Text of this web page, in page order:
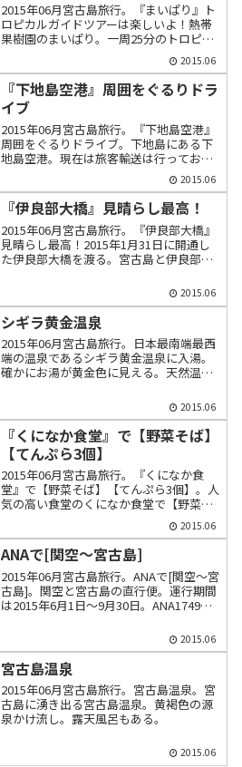
2015年06月宮古島旅行。『まいぱり』ト
ロピカルガイドツアーは楽しいよ！熱帯
果樹園のまいぱり。一周25分のトロピカ
ルガイドツアーに参加してみた。自動運
転のカートに乗って説明アナウンスを聞
きながら熱帯果樹園を巡る。宮古馬との
触れ合いもある。
2015.06
『下地島空港』周囲をぐるりドラ
イブ
2015年06月宮古島旅行。『下地島空港』
周囲をぐるりドライブ。下地島にある下
地島空港。現在は旅客輸送は行っておら
ず最近まではJALやANAの航空機訓練飛行
場として使われていた。滑走路の外郭道
路をまわった。
2015.06
『伊良部大橋』見晴らし最高！
2015年06月宮古島旅行。『伊良部大橋』
見晴らし最高！2015年1月31日に開通し
た伊良部大橋を渡る。宮古島と伊良部島
円。通行料金を徴収しない無料の橋とし
ては日本最長。
2015.06
シギラ黄金温泉
2015年06月宮古島旅行。日本最南端最西
端の温泉であるシギラ黄金温泉に入湯。
確かにお湯が黄金色に見える。天然温泉
2015.06
『くになか食堂』で【野菜そば】
【てんぷら3個】
2015年06月宮古島旅行。『くになか食
堂』で【野菜そば】【てんぷら3個】。人
気の高い食堂のくになか食堂で【野菜そ
ば,600円】【てんぷら,100円】。 2015.06
ANAで[関空～宮古島]
2015年06月宮古島旅行。ANAで[関空～宮
古島]。関空と宮古島の直行便。運行期間
は2015年6月1日～9月30日。ANA1749、
2015.06
宮古島温泉
2015年06月宮古島旅行。宮古島温泉。宮
古島に湧き出る宮古島温泉。黄褐色の源
泉かけ流し。露天風呂もある。
2015.06